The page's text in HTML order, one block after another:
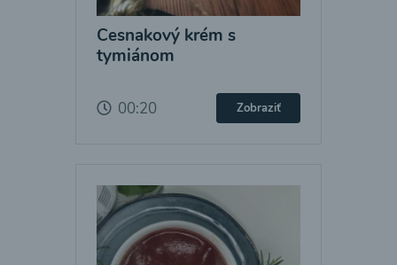
Cesnakový krém s
tymiánom
00:20 Zobraziť